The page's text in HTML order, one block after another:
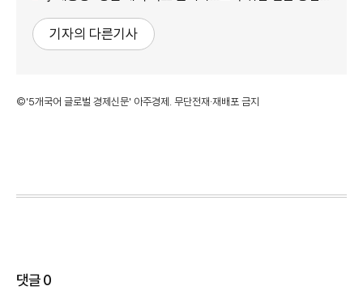
기자의 다른기사
©'5개국어 글로벌 경제신문' 아주경제. 무단전재·재배포 금지
댓글0